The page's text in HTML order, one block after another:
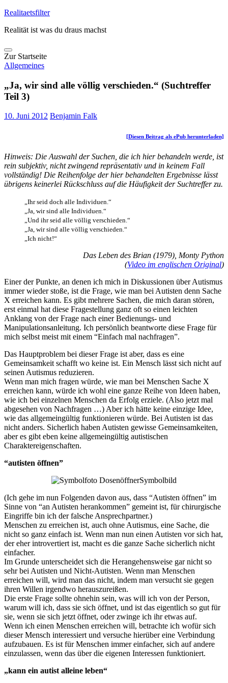
Skip
content
Realitaetsfilter
Realität ist was du draus machst
Zur Startseite
Allgemeines
„Ja, wir sind alle völlig verschieden.“ (Suchtreffer
Teil 3)
10. Juni 2012 Benjamin Falk
[Diesen Beitrag als ePub herunterladen]
Hinweis: Die Auswahl der Suchen, die ich hier behandeln werde, ist
rein subjektiv, nicht zwingend repräsentativ und in keinem Fall
vollständig! Die Reihenfolge der hier behandelten Ergebnisse lässt
übrigens keinerlei Rückschluss auf die Häufigkeit der Suchtreffer zu.
„Ihr seid doch alle Individuen.“
„Ja, wir sind alle Individuen.“
„Und ihr seid alle völlig verschieden.“
„Ja, wir sind alle völlig verschieden.“
„Ich nicht!“
Das Leben des Brian (1979), Monty Python
(Video im englischen Original)
Einer der Punkte, an denen ich mich in Diskussionen über Autismus
immer wieder stoße, ist die Frage, wie man bei Autisten denn Sache
X erreichen kann. Es gibt mehrere Sachen, die mich daran stören,
erst einmal hat diese Fragestellung ganz oft so einen leichten
Anklang von der Frage nach einer Bedienungs- und
Manipulationsanleitung. Ich persönlich beantworte diese Frage für
mich selbst meist mit einem “Einfach mal nachfragen”.
Das Hauptproblem bei dieser Frage ist aber, dass es eine
Gemeinsamkeit schafft wo keine ist. Ein Mensch lässt sich nicht auf
seinen Autismus reduzieren.
Wenn man mich fragen würde, wie man bei Menschen Sache X
erreichen kann, würde ich wohl eine ganze Reihe von Ideen haben,
wie ich bei einzelnen Menschen da Erfolg erziele. (Also jetzt mal
abgesehen von Nachfragen …) Aber ich hätte keine einzige Idee,
wie das allgemeingültig funktionieren würde. Bei Autisten ist das
nicht anders. Sicherlich haben Autisten gewisse Gemeinsamkeiten,
aber es gibt eben keine allgemeingültig autistischen
Charaktereigenschaften.
“autisten öffnen”
Symbolbild
(Ich gehe im nun Folgenden davon aus, dass “Autisten öffnen” im
Sinne von “an Autisten herankommen” gemeint ist, für chirurgische
Eingriffe bin ich der falsche Ansprechpartner.)
Menschen zu erreichen ist, auch ohne Autismus, eine Sache, die
nicht so ganz einfach ist. Wenn man nun einen Autisten vor sich hat,
der eher introvertiert ist, macht es die ganze Sache sicherlich nicht
einfacher.
Im Grunde unterscheidet sich die Herangehensweise gar nicht so
sehr bei Autisten und Nicht-Autisten. Wenn man Menschen
erreichen will, wird man das nicht, indem man versucht sie gegen
ihren Willen irgendwo herauszureißen.
Die erste Frage sollte ohnehin sein, was will ich von der Person,
warum will ich, dass sie sich öffnet, und ist das eigentlich so gut für
sie, wenn sie sich jetzt öffnet, oder zwinge ich ihr etwas auf.
Wenn ich einen Menschen erreichen will, betrachte ich wofür sich
dieser Mensch interessiert und versuche hierüber eine Verbindung
aufzubauen. Es ist für Menschen immer einfacher, sich auf andere
einzulassen, wenn das über die eigenen Interessen funktioniert.
„kann ein autist alleine leben“